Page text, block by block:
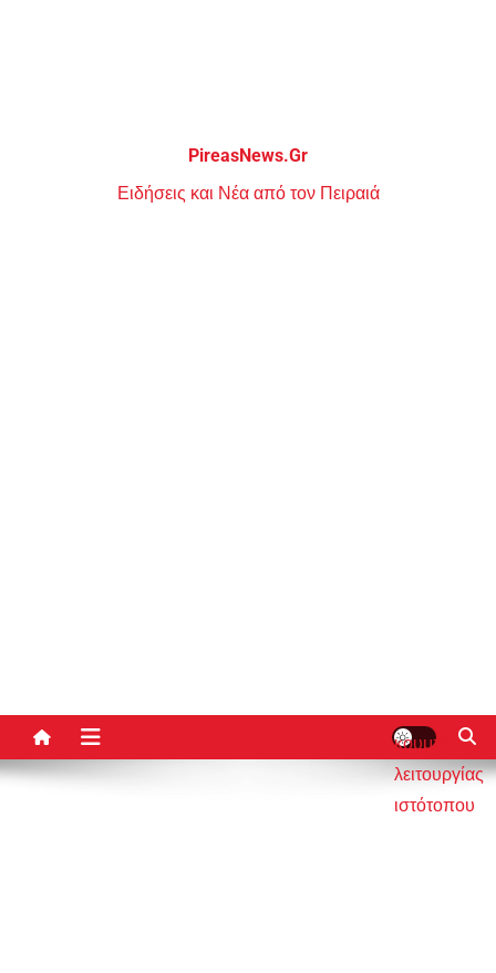
PireasNews.Gr
Ειδήσεις και Νέα από τον Πειραιά
κουμπί
λειτουργίας
ιστότοπου